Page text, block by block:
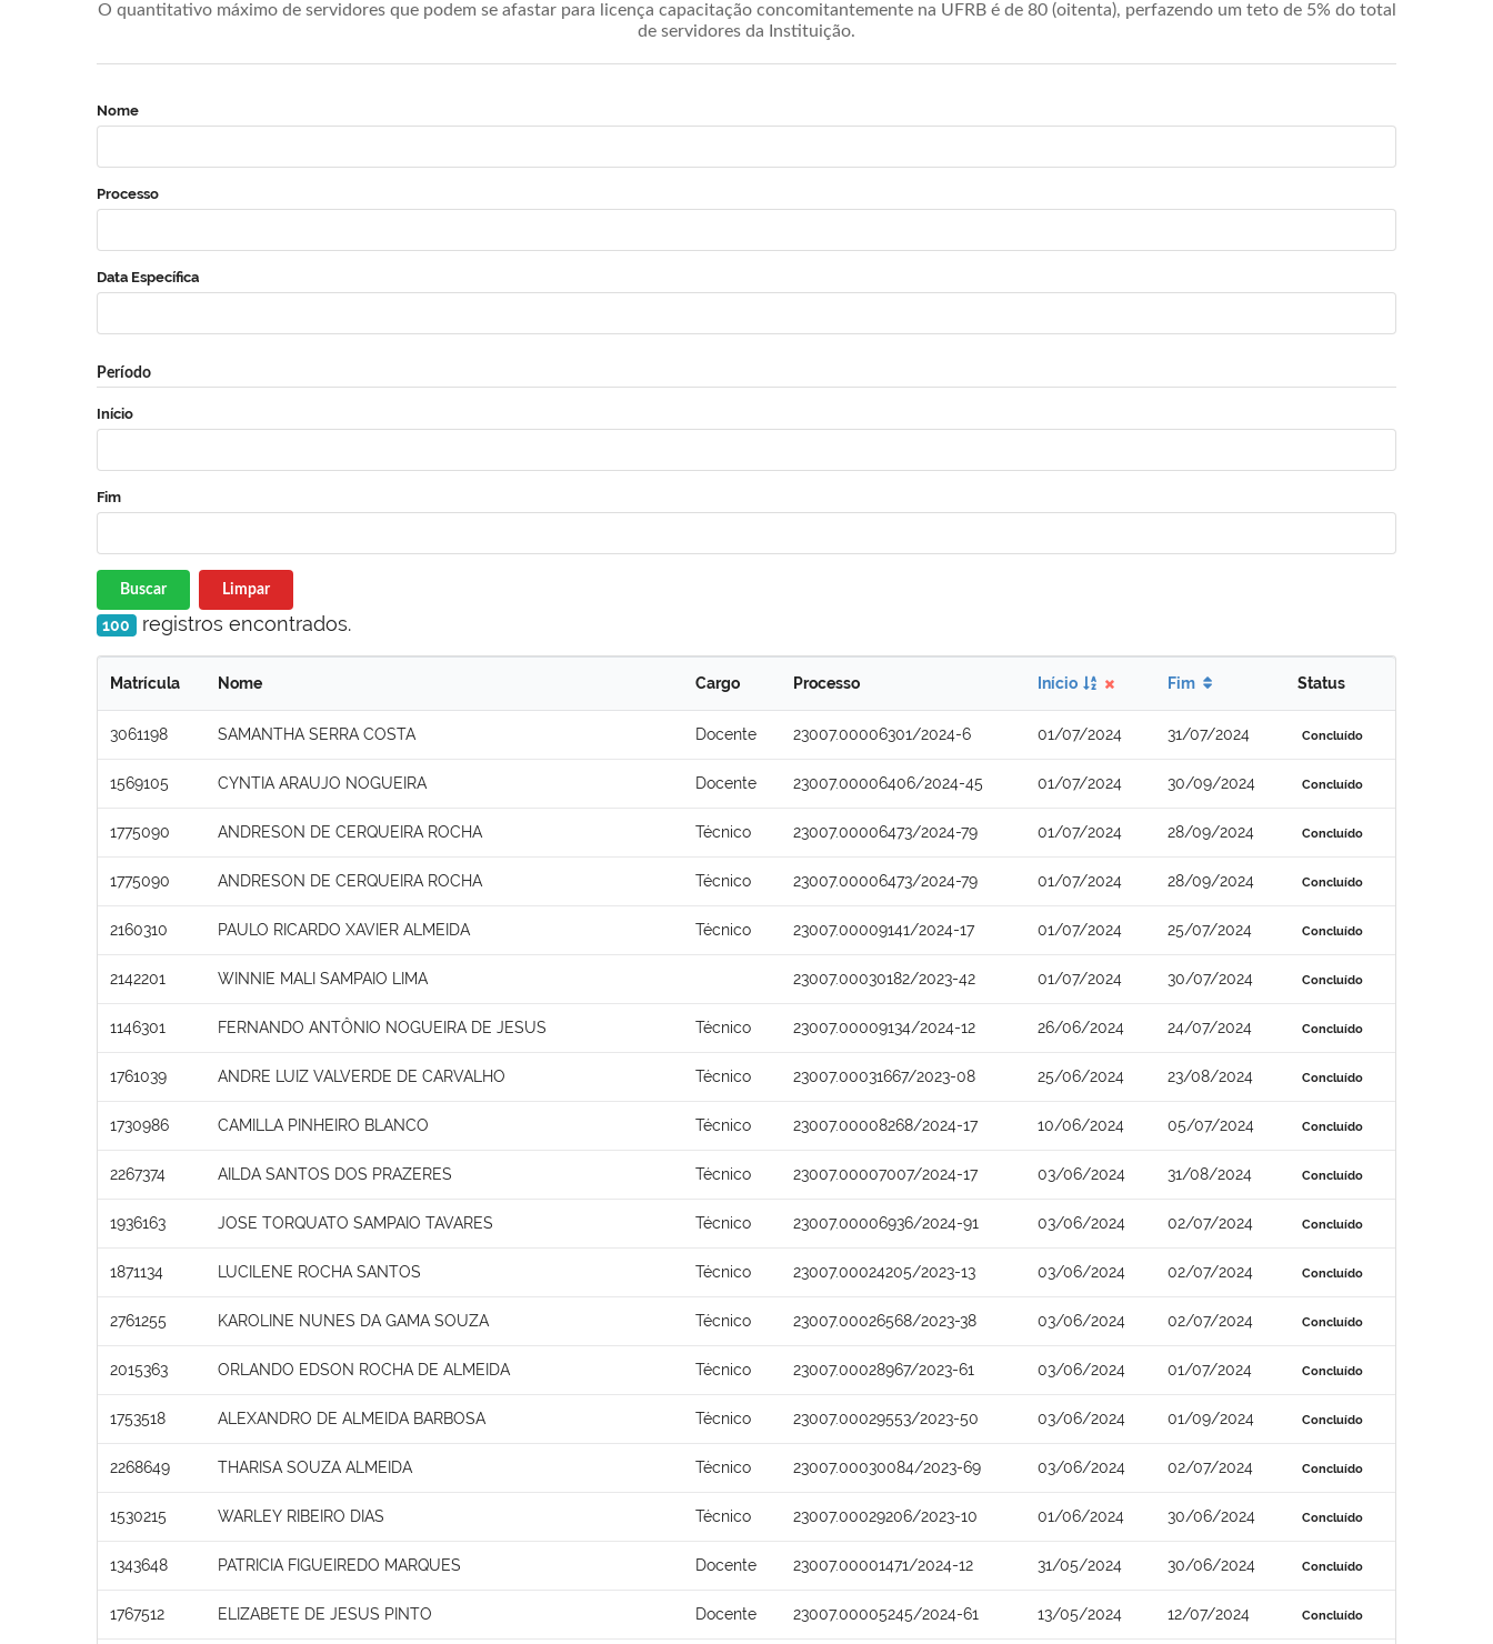
O quantitativo máximo de servidores que podem se afastar para licença capacitação concomitantemente na UFRB é de 80 (oitenta), perfazendo um teto de 5% do total
de servidores da Instituição.
Nome
Processo
Data Específica
Período
Início
Fim
Buscar Limpar
100 registros encontrados.
Matrícula Nome Cargo Processo Início Fim Status
3061198 SAMANTHA SERRA COSTA Docente 23007.00006301/2024-6 01/07/2024 31/07/2024 Concluído
1569105 CYNTIA ARAUJO NOGUEIRA Docente 23007.00006406/2024-45 01/07/2024 30/09/2024 Concluído
1775090 ANDRESON DE CERQUEIRA ROCHA Técnico 23007.00006473/2024-79 01/07/2024 28/09/2024 Concluído
1775090 ANDRESON DE CERQUEIRA ROCHA Técnico 23007.00006473/2024-79 01/07/2024 28/09/2024 Concluído
2160310 PAULO RICARDO XAVIER ALMEIDA Técnico 23007.00009141/2024-17 01/07/2024 25/07/2024 Concluído
2142201 WINNIE MALI SAMPAIO LIMA 23007.00030182/2023-42 01/07/2024 30/07/2024 Concluído
1146301 FERNANDO ANTÔNIO NOGUEIRA DE JESUS Técnico 23007.00009134/2024-12 26/06/2024 24/07/2024 Concluído
1761039 ANDRE LUIZ VALVERDE DE CARVALHO Técnico 23007.00031667/2023-08 25/06/2024 23/08/2024 Concluído
1730986 CAMILLA PINHEIRO BLANCO Técnico 23007.00008268/2024-17 10/06/2024 05/07/2024 Concluído
2267374 AILDA SANTOS DOS PRAZERES Técnico 23007.00007007/2024-17 03/06/2024 31/08/2024 Concluído
1936163 JOSE TORQUATO SAMPAIO TAVARES Técnico 23007.00006936/2024-91 03/06/2024 02/07/2024 Concluído
1871134 LUCILENE ROCHA SANTOS Técnico 23007.00024205/2023-13 03/06/2024 02/07/2024 Concluído
2761255 KAROLINE NUNES DA GAMA SOUZA Técnico 23007.00026568/2023-38 03/06/2024 02/07/2024 Concluído
2015363 ORLANDO EDSON ROCHA DE ALMEIDA Técnico 23007.00028967/2023-61 03/06/2024 01/07/2024 Concluído
1753518 ALEXANDRO DE ALMEIDA BARBOSA Técnico 23007.00029553/2023-50 03/06/2024 01/09/2024 Concluído
2268649 THARISA SOUZA ALMEIDA Técnico 23007.00030084/2023-69 03/06/2024 02/07/2024 Concluído
1530215 WARLEY RIBEIRO DIAS Técnico 23007.00029206/2023-10 01/06/2024 30/06/2024 Concluído
1343648 PATRICIA FIGUEIREDO MARQUES Docente 23007.00001471/2024-12 31/05/2024 30/06/2024 Concluído
1767512 ELIZABETE DE JESUS PINTO Docente 23007.00005245/2024-61 13/05/2024 12/07/2024 Concluído